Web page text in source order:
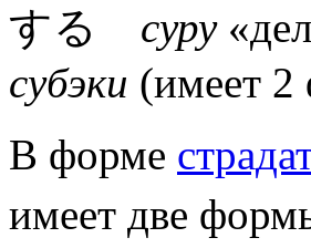
する суру
субэки (имеет
В форме
имеет две